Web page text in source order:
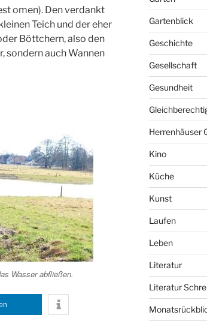
omen). Den verdankt
Teich und der eher
Böttchern, also den
sondern auch Wannen
Wasser abfließen.
Gartenblick
Geschichte
Gesellschaft
Gesundheit
Herrenhäuser
Kino
Küche
Kunst
Laufen
Leben
Literatur
Literatur